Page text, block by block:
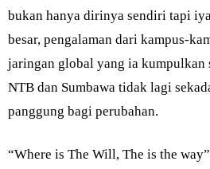
bukan hanya dirinya sendiri tapi
besar, pengalaman dari kampus-
jaringan global yang ia kumpulkan
NTB dan Sumbawa tidak lagi
panggung bagi perubahan.
“Where is The Will, The is the